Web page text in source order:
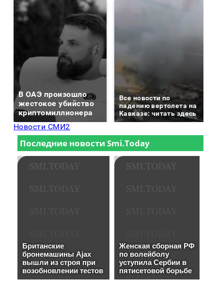
В ОАЭ произошло
жестокое убийство
криптомиллионера
Все новости по
падению вертолета на
Кавказе: читать здесь
Новости СМИ2